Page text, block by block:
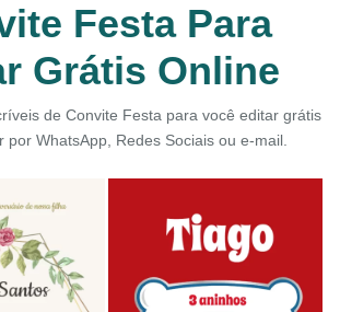
Festa Para
Grátis Online
de Convite Festa para você editar grátis
por WhatsApp, Redes Sociais ou e-mail.